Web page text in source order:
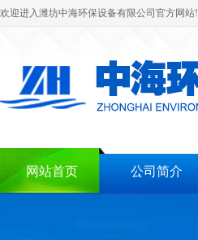
欢迎进入潍坊中海环保设备有限公司官方网站!
网站首页 公司简介